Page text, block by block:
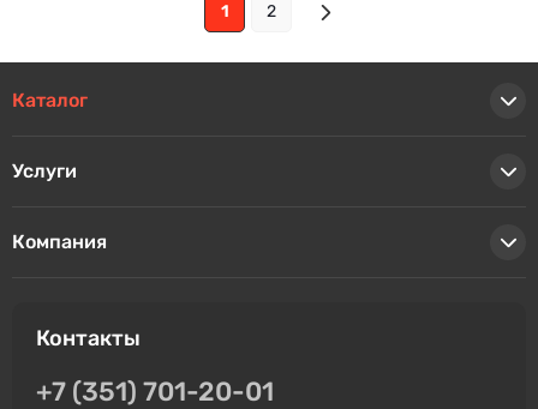
1 2
Каталог
Услуги
Компания
Контакты
+7 (351) 701-20-01